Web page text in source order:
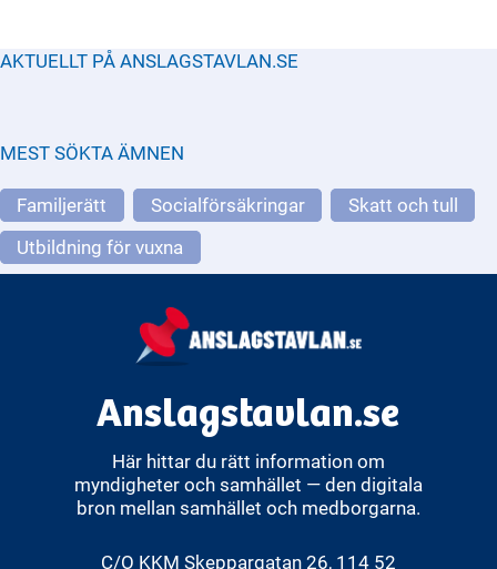
förutsättningar för att bedriva annan
näringsve
AKTUELLT PÅ ANSLAGSTAVLAN.SE
MEST SÖKTA ÄMNEN
Familjerätt Socialförsäkringar
Skatt och tull
Utbildning för vuxna
Anslagstavlan.se
Här hittar du rätt information om
myndigheter och samhället — den digitala
bron mellan samhället och medborgarna.
C/O KKM Skeppargatan 26, 114 52